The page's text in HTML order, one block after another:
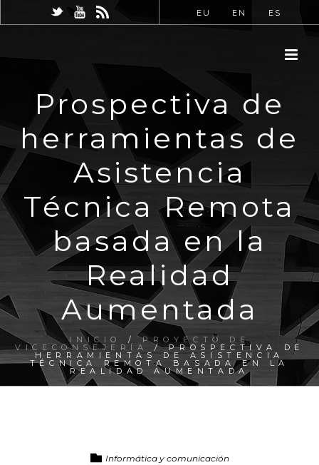
EU EN ES
Prospectiva de
herramientas de
Asistencia
Técnica Remota
basada en la
Realidad
Aumentada
INICIO /PROYECTO DE
VICECONSEJERÍA / PROSPECTIVA DE
HERRAMIENTAS DE ASISTENCIA
TÉCNICA REMOTA BASADA EN LA
REALIDAD AUMENTADA
Informática y comunicación